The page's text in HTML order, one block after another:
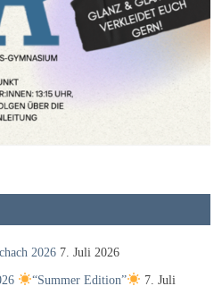
2026 7. Juli 2026
“Summer Edition” 7. Juli